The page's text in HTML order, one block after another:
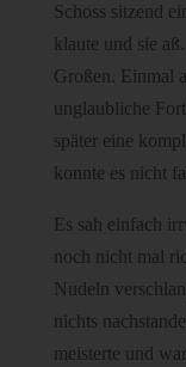
Schoss sitzend
klaute und sie
Großen. Einmal
unglaubliche
später eine
konnte es nicht
Es sah einfach
noch nicht mal
Nudeln
nichts
meisterte und